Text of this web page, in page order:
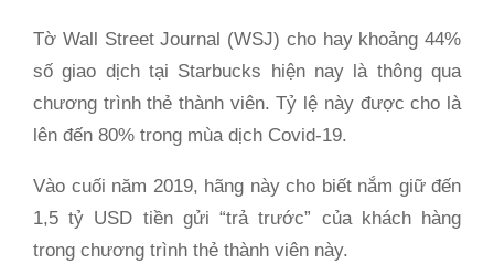
Tờ Wall Street Journal (WSJ) cho hay khoảng 44%
số giao dịch tại Starbucks hiện nay là thông qua
chương trình thẻ thành viên. Tỷ lệ này được cho là
lên đến 80% trong mùa dịch Covid-19.
Vào cuối năm 2019, hãng này cho biết nắm giữ đến
1,5 tỷ USD tiền gửi “trả trước” của khách hàng
trong chương trình thẻ thành viên này.